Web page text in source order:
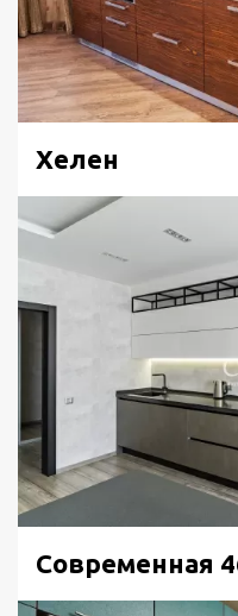
Хелен
Современная